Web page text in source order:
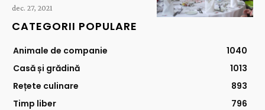
dec. 27, 2021
CATEGORII POPULARE
Animale de companie
1040
Casă și grădină
1013
Rețete culinare
893
Timp liber
796